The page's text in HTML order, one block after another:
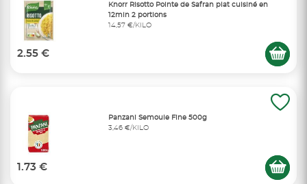
Knorr Risotto Pointe de Safran plat cuisiné en
12min 2 portions
14,57 €/KILO
2.55 €
Panzani Semoule Fine 500g
3,46 €/KILO
1.73 €